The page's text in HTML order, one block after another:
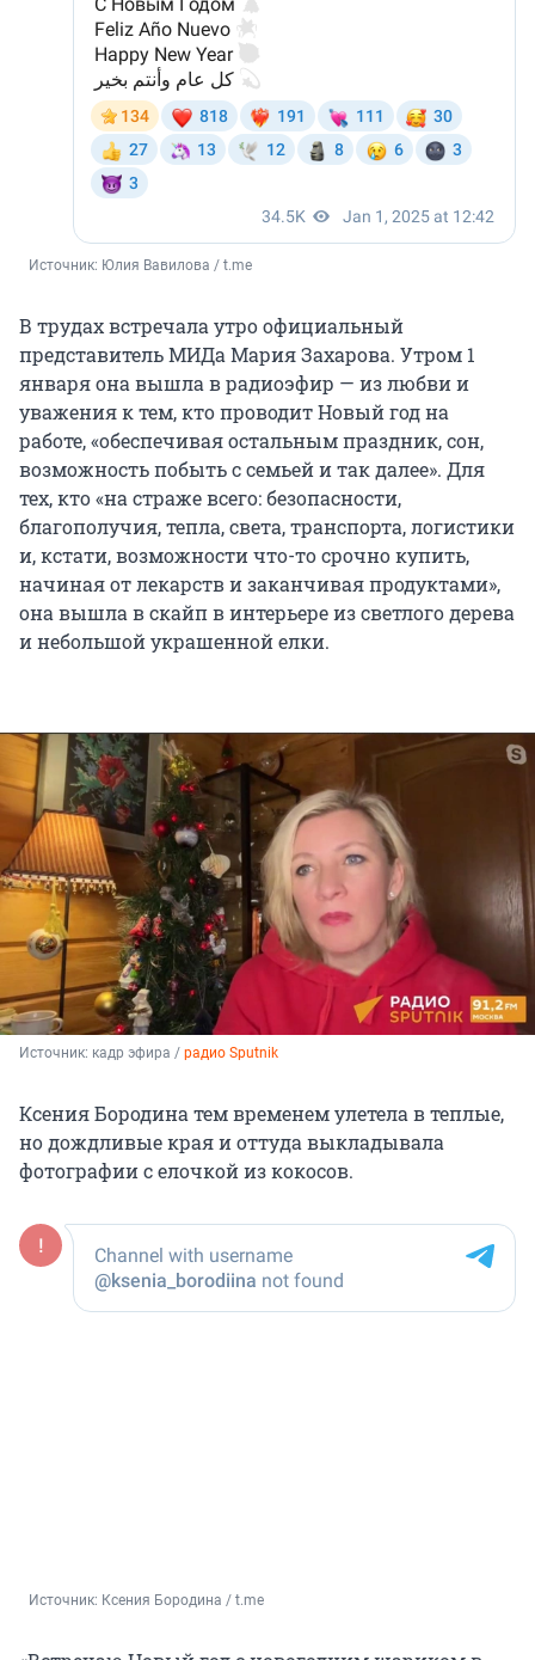
Источник: Юлия Вавилова / t.me
В трудах встречала утро официальный
представитель МИДа Мария Захарова. Утром 1
января она вышла в радиоэфир — из любви и
уважения к тем, кто проводит Новый год на
работе, «обеспечивая остальным праздник, сон,
возможность побыть с семьей и так далее». Для
тех, кто «на страже всего: безопасности,
благополучия, тепла, света, транспорта, логистики
и, кстати, возможности что-то срочно купить,
начиная от лекарств и заканчивая продуктами»,
она вышла в скайп в интерьере из светлого дерева
и небольшой украшенной елки.
Источник: кадр эфира / радио Sputnik
Ксения Бородина тем временем улетела в теплые,
но дождливые края и оттуда выкладывала
фотографии с елочкой из кокосов.
Источник: Ксения Бородина / t.me